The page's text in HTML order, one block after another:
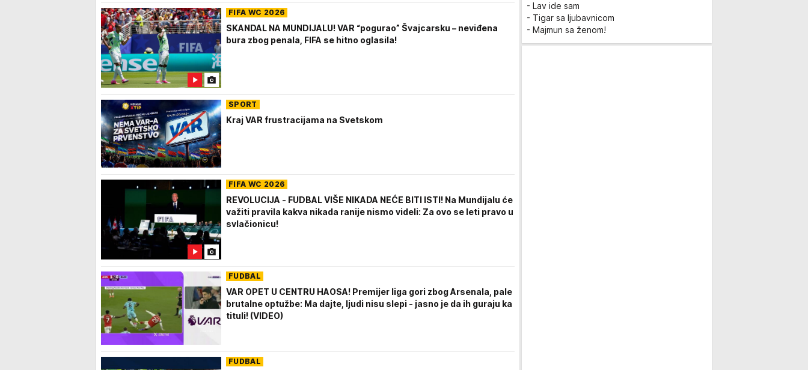
FIFA WC 2026
SKANDAL NA MUNDIJALU! VAR “pogurao” Švajcarsku – neviđena
bura zbog penala, FIFA se hitno oglasila!
SPORT
Kraj VAR frustracijama na Svetskom
FIFA WC 2026
REVOLUCIJA - FUDBAL VIŠE NIKADA NEĆE BITI ISTI! Na Mundijalu će
važiti pravila kakva nikada ranije nismo videli: Za ovo se leti pravo u
svlačionicu!
FUDBAL
VAR OPET U CENTRU HAOSA! Premijer liga gori zbog Arsenala, pale
brutalne optužbe: Ma dajte, ljudi nisu slepi - jasno je da ih guraju ka
tituli! (VIDEO)
FUDBAL
- Lav ide sam
- Tigar sa ljubavnicom
- Majmun sa ženom!